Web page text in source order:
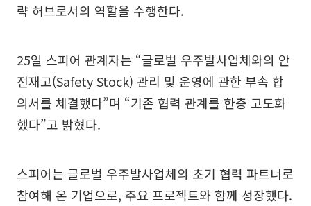
략 허브로서의 역할을 수행한다.
25일 스피어 관계자는 “글로벌 우주발사업체와의 안
전재고(Safety Stock) 관리 및 운영에 관한 부속 합
의서를 체결했다”며 “기존 협력 관계를 한층 고도화
했다”고 밝혔다.
스피어는 글로벌 우주발사업체의 초기 협력 파트너로
참여해 온 기업으로, 주요 프로젝트와 함께 성장했다.